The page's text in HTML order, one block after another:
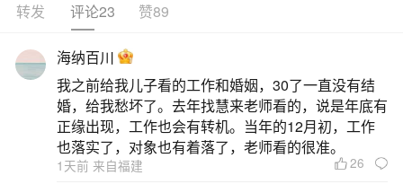
生活中像90年五行属什么婚配何？都是很常见
的问题，但是小问题不注意可能会引起大麻烦，下
面就这个问题给大家做一些解读：
1、1990年属马配什么属相
属羊：属羊者性格温和细腻，与属马者的直率
转发 评论23 赞89
海纳百川
我之前给我儿子看的工作和婚姻，30了一直没有结
婚，给我愁坏了。去年找慧来老师看的，说是年底有
正缘出现，工作也会有转机。当年的12月初，工作
也落实了，对象也有着落了，老师看的很准。
1天前 来自福建 26